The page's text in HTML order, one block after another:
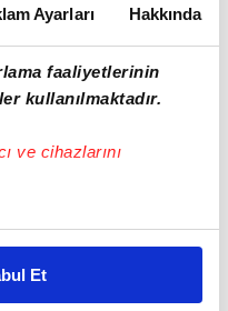
Ayarları Hakkında
faaliyetlerinin
kullanılmaktadır.
ve cihazlarını
sizlere özel
Bunu yaparken
Etgitti: Olumlu